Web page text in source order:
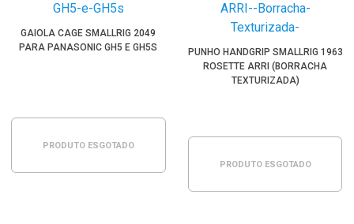
GAIOLA CAGE SMALLRIG 2049
PARA PANASONIC GH5 E GH5S
PRODUTO ESGOTADO
PUNHO HANDGRIP SMALLRIG 1963
ROSETTE ARRI (BORRACHA
TEXTURIZADA)
PRODUTO ESGOTADO